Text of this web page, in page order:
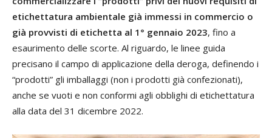
etichettatura ambientale già immessi in commercio o
già provvisti di etichetta al 1° gennaio 2023, fino a
esaurimento delle scorte. Al riguardo, le linee guida
precisano il campo di applicazione della deroga, definendo i
“prodotti” gli imballaggi (non i prodotti già confezionati),
anche se vuoti e non conformi agli obblighi di etichettatura
alla data del 31 dicembre 2022.